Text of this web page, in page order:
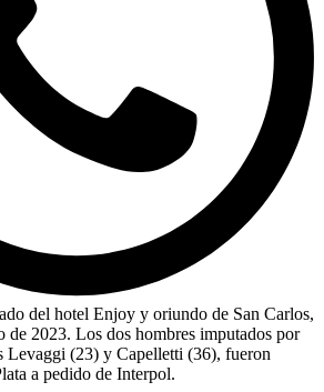
del hotel Enjoy y oriundo de San Carlos,
de 2023. Los dos hombres imputados por
Levaggi (23) y Capelletti (36), fueron
a pedido de Interpol.